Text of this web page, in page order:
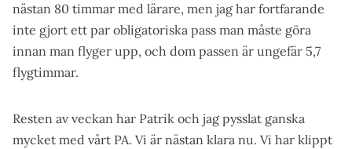
nästan 80 timmar med lärare, men jag har fortfarande
inte gjort ett par obligatoriska pass man måste göra
innan man flyger upp, och dom passen är ungefär 5,7
flygtimmar.
Resten av veckan har Patrik och jag pysslat ganska
mycket med vårt PA. Vi är nästan klara nu. Vi har klippt